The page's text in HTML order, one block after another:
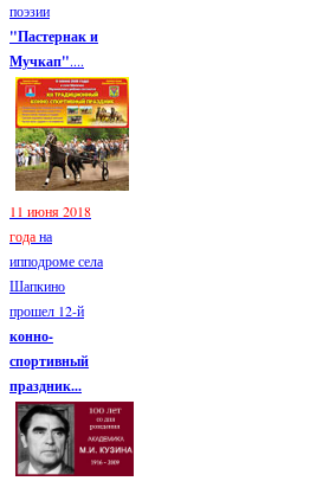
поэзии
"Пастернак и
Мучкап"....
11 июня 2018
годана
ипподроме села
Шапкино
прошел 12-й
конно-
спортивный
праздник...